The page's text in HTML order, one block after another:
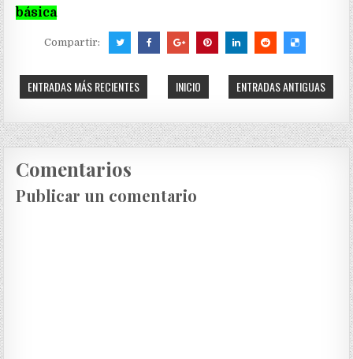
básica
Compartir:
ENTRADAS MÁS RECIENTES ENTRADAS ANTIGUAS
INICIO
Comentarios
Publicar un comentario